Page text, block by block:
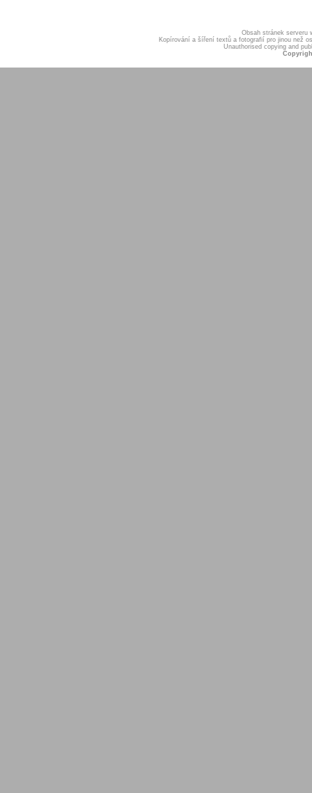
Obsah stránek serveru
Kopírování a šíření textů a fotografií pro jinou než
Unauthorised copying and